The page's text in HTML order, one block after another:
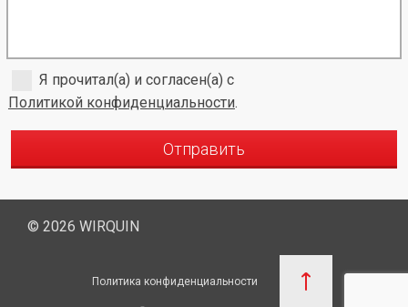
Я прочитал(а) и согласен(а) с
Политикой конфиденциальности.
Отправить
© 2026 WIRQUIN
Политика конфиденциальности